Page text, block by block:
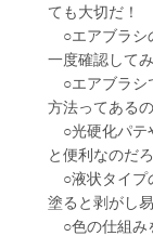
ても大切だ！
○エアブラシ
一度確認して
○エアブラシ
方法ってある
○光硬化パテ
と便利なのだ
○液状タイプ
塗ると剥がし
○色の仕組み